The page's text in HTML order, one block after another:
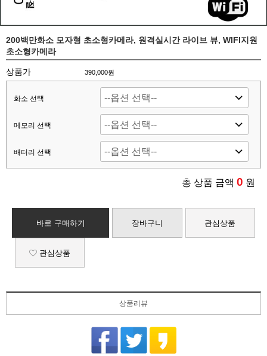
200백만화소 모자형 초소형카메라, 원격실시간 라이브 뷰, WIFI지원
초소형카메라
상품가 390,000원
화소 선택
메모리 선택
배터리 선택
총 상품 금액 0 원
바로 구매하기 장바구니 관심상품
관심상품
상품리뷰